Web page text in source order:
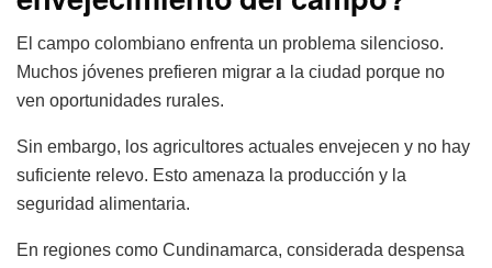
El campo colombiano enfrenta un problema silencioso.
Muchos jóvenes prefieren migrar a la ciudad porque no
ven oportunidades rurales.
Sin embargo, los agricultores actuales envejecen y no hay
suficiente relevo. Esto amenaza la producción y la
seguridad alimentaria.
En regiones como Cundinamarca, considerada despensa